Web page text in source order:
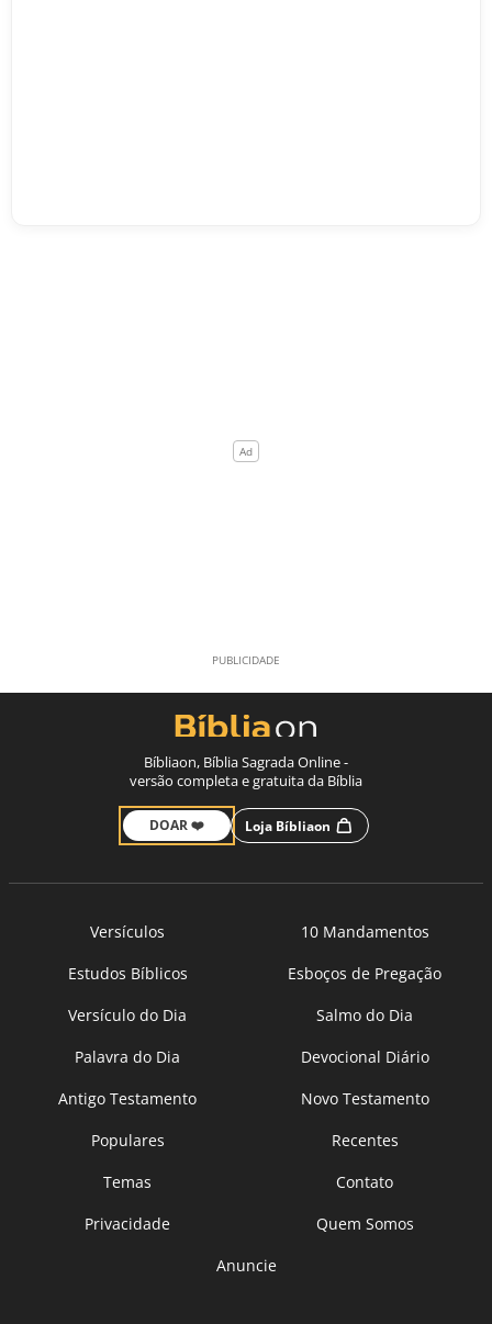
Bíbliaon, Bíblia Sagrada Online -
versão completa e gratuita da Bíblia
DOAR ❤️ Loja Bíbliaon
Versículos
10 Mandamentos
Estudos Bíblicos
Esboços de Pregação
Versículo do Dia
Salmo do Dia
Palavra do Dia
Devocional Diário
Antigo Testamento
Novo Testamento
Populares
Recentes
Temas
Contato
Privacidade
Quem Somos
Anuncie